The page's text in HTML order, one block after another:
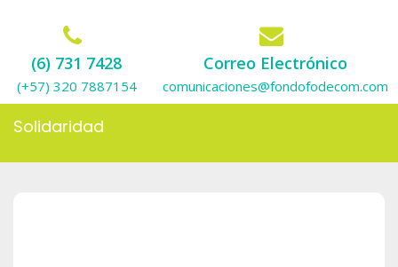
(6) 731 7428
(+57) 320 7887154
Correo Electrónico
comunicaciones@fondofodecom.com
Solidaridad